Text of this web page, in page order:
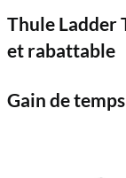
Thule
et rabattable
Gain de